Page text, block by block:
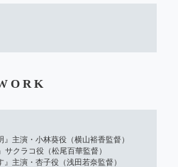
O R K
主演・小林葵役（横山裕香監督）
クラコ役（松尾百華監督）
主演・杏子役（浅田若奈監督）